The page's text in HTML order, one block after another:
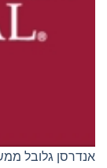
אנדרסן גלובל